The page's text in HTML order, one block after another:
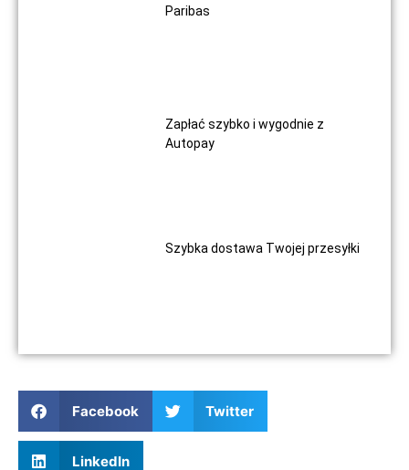
Facebook Twitter
LinkedIn
Paribas
Zapłać szybko i wygodnie z
Autopay
Szybka dostawa Twojej przesyłki